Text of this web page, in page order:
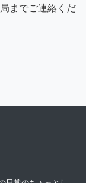
までご連絡くだ